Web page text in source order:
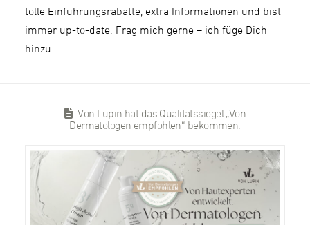
tolle Einführungsrabatte, extra Informationen und bist
immer up-to-date. Frag mich gerne – ich füge Dich
hinzu.
Von Lupin hat das Qualitätssiegel „Von
Dermatologen empfohlen“ bekommen.